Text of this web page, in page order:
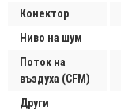
Конектор
Ниво на шум
Поток на
въздуха (CFM)
Други